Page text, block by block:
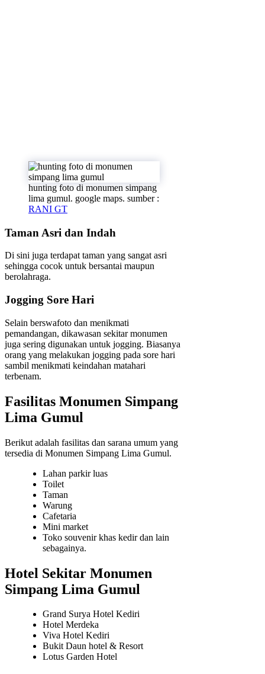
hunting foto di monumen simpang
lima gumul. google maps. sumber :
RANI GT
Taman Asri dan Indah
Di sini juga terdapat taman yang sangat asri
sehingga cocok untuk bersantai maupun
berolahraga.
Jogging Sore Hari
Selain berswafoto dan menikmati
pemandangan, dikawasan sekitar monumen
juga sering digunakan untuk jogging. Biasanya
orang yang melakukan jogging pada sore hari
sambil menikmati keindahan matahari
terbenam.
Fasilitas Monumen Simpang
Lima Gumul
Berikut adalah fasilitas dan sarana umum yang
tersedia di Monumen Simpang Lima Gumul.
Lahan parkir luas
Toilet
Taman
Warung
Cafetaria
Mini market
Toko souvenir khas kedir dan lain
sebagainya.
Hotel Sekitar Monumen
Simpang Lima Gumul
Grand Surya Hotel Kediri
Hotel Merdeka
Viva Hotel Kediri
Bukit Daun hotel & Resort
Lotus Garden Hotel